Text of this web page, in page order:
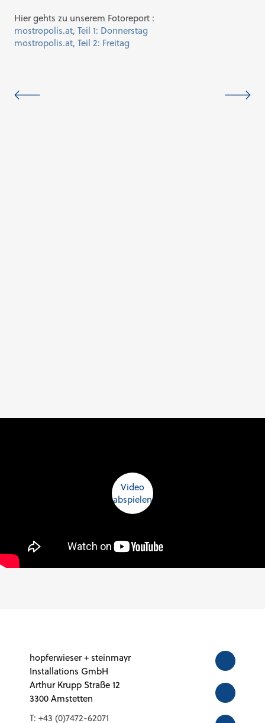
Hier gehts zu unserem Fotoreport :
mostropolis.at, Teil 1: Donnerstag
mostropolis.at, Teil 2: Freitag
Video
abspielen
hopferwieser + steinmayr
Installations GmbH
Arthur Krupp Straße 12
3300 Amstetten
T: +43 (0)7472-62071